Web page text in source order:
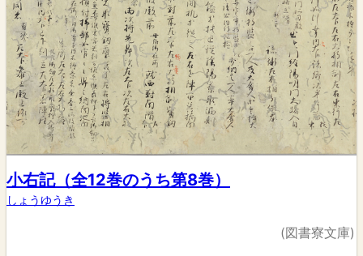
小右記（全12巻のうち第8巻）
しょうゆうき
(図書寮文庫)